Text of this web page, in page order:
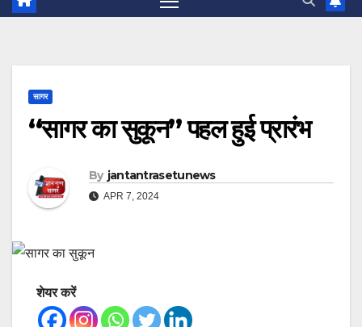
सागर
“सागर का सुकून” पहल हुई प्रारंभ
By jantantrasetunews
APR 7, 2024
शेयर करें